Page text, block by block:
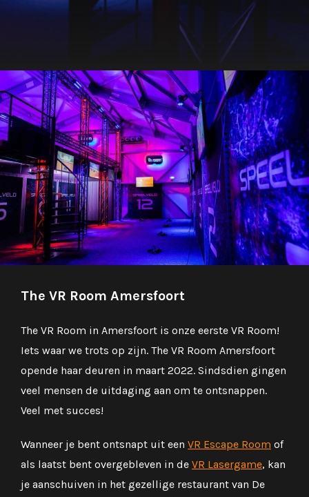
The VR Room Amersfoort
The VR Room in Amersfoort is onze eerste VR Room!
Iets waar we trots op zijn. The VR Room Amersfoort
opende haar deuren in maart 2022. Sindsdien gingen
veel mensen de uitdaging aan om te ontsnappen.
Veel met succes!
Wanneer je bent ontsnapt uit een VR Escape Room of
als laatst bent overgebleven in de VR Lasergame, kan
je aanschuiven in het gezellige restaurant van De